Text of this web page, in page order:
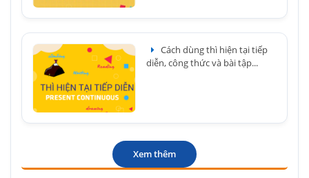
Cách dùng thì hiện tại tiếp
diễn, công thức và bài tập...
Xem thêm